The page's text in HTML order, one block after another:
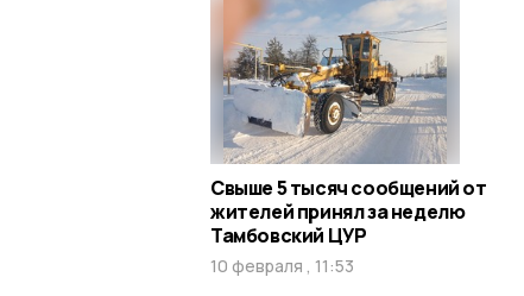
Свыше 5 тысяч сообщений от
жителей принял за неделю
Тамбовский ЦУР
10 февраля , 11:53